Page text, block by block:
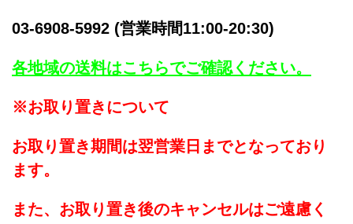
03-6908-5992 (営業時間11:00-20:30)
各地域の送料はこちらでご確認ください。
※お取り置きについて
お取り置き期間は翌営業日までとなっており
ます。
また、お取り置き後のキャンセルはご遠慮く